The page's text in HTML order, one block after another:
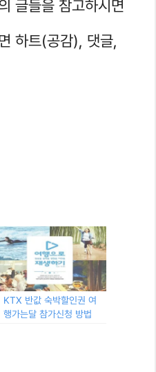
글들을 참고하시면
하트(공감), 댓글,
KTX 반값 숙박할인권 여
행가는달 참가신청 방법